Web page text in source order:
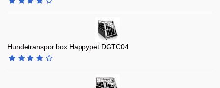
Hundetransportbox Happypet DGTC04